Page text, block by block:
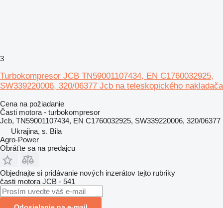
3
Turbokompresor JCB TN59001107434, EN C1760032925,
SW339220006, 320/06377 Jcb na teleskopického nakladača
Cena na požiadanie
Časti motora - turbokompresor
Jcb, TN59001107434, EN C1760032925, SW339220006, 320/06377
Ukrajina, s. Bila
Agro-Power
Obráťte sa na predajcu
Objednajte si pridávanie nových inzerátov tejto rubriky
časti motora JCB - 541